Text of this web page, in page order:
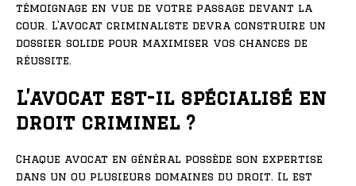
témoignage en vue de votre passage devant la
cour. L’avocat criminaliste devra construire un
dossier solide pour maximiser vos chances de
réussite.
L’avocat est-il spécialisé en
droit criminel ?
Chaque avocat en général possède son expertise
dans un ou plusieurs domaines du droit. Il est